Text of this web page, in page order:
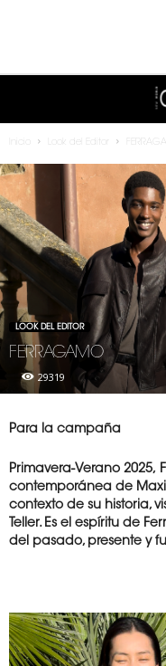
Look del Editor
LOOK DEL EDITOR
FERRAGAMO
29319
Para la campaña
Primavera-Verano 2025,
contemporánea de
contexto de su historia,
Teller. Es el espíritu de
del pasado, presente y